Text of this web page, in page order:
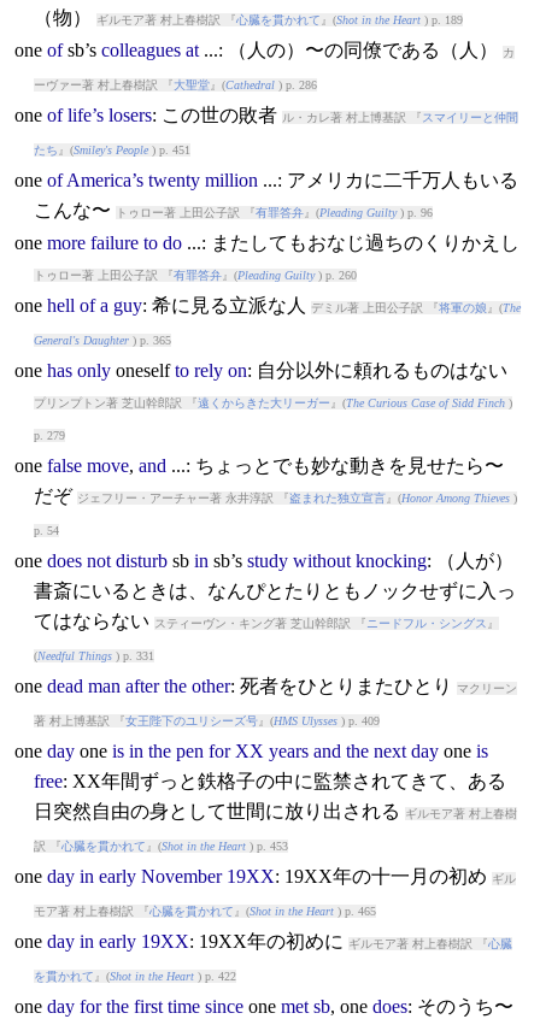
（物）
ギルモア著 村上春樹訳 『心臓を貫かれて 』(Shot in the Heart) p. 189
one ofsb’s colleagues at...: （人の）〜の同僚である（人） カ
ーヴァー著 村上春樹訳 『大聖堂』(Cathedral) p. 286
one of life’s losers: この世の敗者 ル・カレ著 村上博基訳 『スマイリーと仲間
たち 』(Smiley's People) p. 451
one of America’s twenty million ...: アメリカに二千万人もいる
こんな〜
トゥロー著 上田公子訳 『有罪答弁』(Pleading Guilty) p. 96
one more failure to do...: またしてもおなじ過ちのくりかえし
トゥロー著 上田公子訳 『有罪答弁』(Pleading Guilty) p. 260
one hell of a guy: 希に見る立派な人 デミル著 上田公子訳 『将軍の娘 』(The
General's Daughter) p. 365
one has only oneselfto rely on: 自分以外に頼れるものはない
プリンプトン著 芝山幹郎訳 『遠くからきた大リーガー 』(The Curious Case of Sidd Finch)
p. 279
one false move, and ...: ちょっとでも妙な動きを見せたら〜
だぞ ジェフリー・アーチャー著 永井淳訳 『盗まれた独立宣言』(Honor Among Thieves)
p. 54
one does not disturbsb in sb’s study without knocking: （人が）
書斎にいるときは、なんぴとたりともノックせずに入っ
てはならない
スティーヴン・キング著 芝山幹郎訳 『 ニードフル・シングス 』
(Needful Things) p. 331
one dead man after the other: 死者をひとりまたひとり マクリーン
著 村上博基訳 『女王陛下のユリシーズ号』(HMS Ulysses) p. 409
one day one is in the pen for XX years and the next day one is
free: XX年間ずっと鉄格子の中に監禁されてきて、ある
日突然自由の身として世間に放り出される
ギルモア著 村上春樹
訳 『心臓を貫かれて 』(Shot in the Heart) p. 453
one day in early November 19XX: 19XX年の十一月の初め ギル
モア著 村上春樹訳 『心臓を貫かれて 』(Shot in the Heart) p. 465
one day in early 19XX: 19XX年の初めに ギルモア著 村上春樹訳 『心臓
を貫かれて 』(Shot in the Heart) p. 422
one day for the first time since one met sb, one does: そのうち〜